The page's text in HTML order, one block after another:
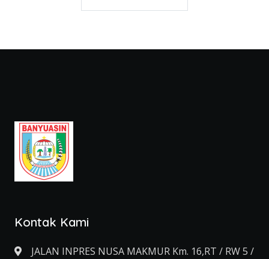
Kontak Kami
JALAN INPRES NUSA MAKMUR Km. 16,RT / RW 5 /